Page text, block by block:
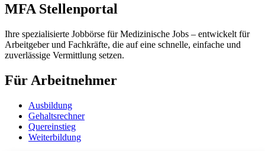
MFA Stellenportal
Ihre spezialisierte Jobbörse für Medizinische Jobs – entwickelt für
Arbeitgeber und Fachkräfte, die auf eine schnelle, einfache und
zuverlässige Vermittlung setzen.
Für Arbeitnehmer
Ausbildung
Gehaltsrechner
Quereinstieg
Weiterbildung